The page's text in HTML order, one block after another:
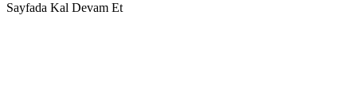
Sayfada Kal Devam Et